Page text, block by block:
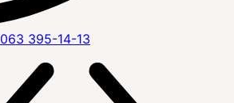
063 395-14-13